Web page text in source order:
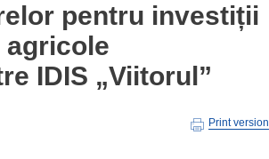
pentru investiții
IDIS „Viitorul”
Print version